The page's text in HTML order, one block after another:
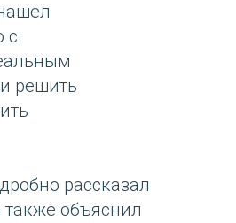
с
решить
рассказал
также объяснил